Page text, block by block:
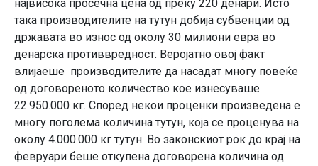
највисока просечна цена од преку 220 денари. Исто
така производителите на тутун добија субвенции од
државата во износ од околу 30 милиони евра во
денарска противвредност. Веројатно овој факт
влијаеше производителите да насадат многу повеќе
од договореното количество кое изнесуваше
22.950.000 кг. Според некои проценки произведена е
многу поголема количина тутун, која се проценува на
околу 4.000.000 кг тутун. Во законскиот рок до крај на
февруари беше откупена договорена количина од